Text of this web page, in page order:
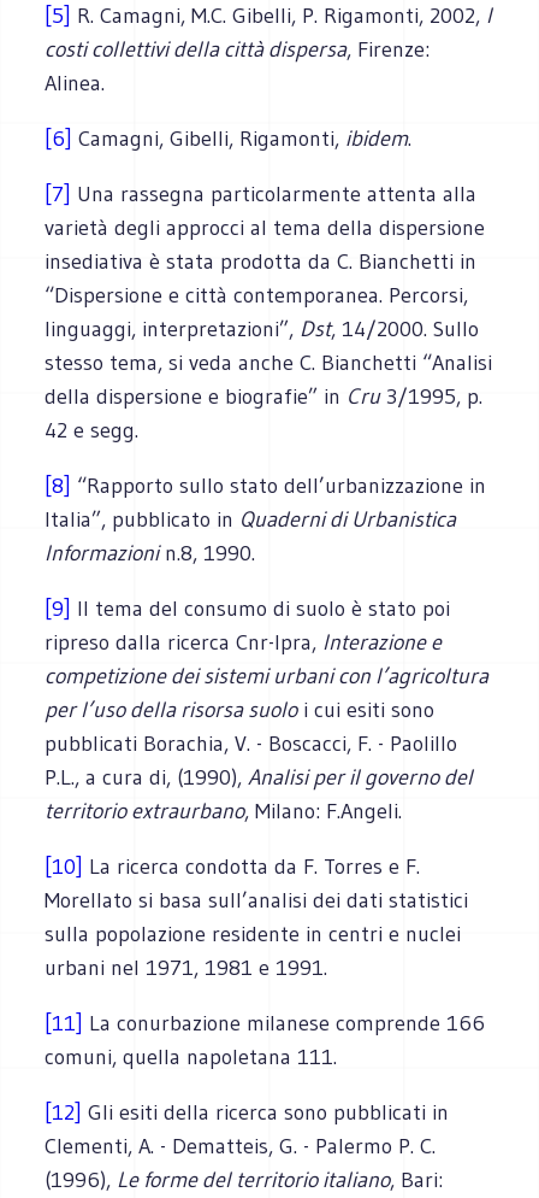
[5] R. Camagni, M.C. Gibelli, P. Rigamonti, 2002, I
costi collettivi della città dispersa, Firenze:
Alinea.
[6] Camagni, Gibelli, Rigamonti, ibidem.
[7] Una rassegna particolarmente attenta alla
varietà degli approcci al tema della dispersione
insediativa è stata prodotta da C. Bianchetti in
“Dispersione e città contemporanea. Percorsi,
linguaggi, interpretazioni”, Dst, 14/2000. Sullo
stesso tema, si veda anche C. Bianchetti “Analisi
della dispersione e biografie” in Cru3/1995, p.
42 e segg.
[8] “Rapporto sullo stato dell’urbanizzazione in
Italia”, pubblicato in Quaderni di Urbanistica
Informazionin.8, 1990.
[9] Il tema del consumo di suolo è stato poi
ripreso dalla ricerca Cnr-Ipra, Interazione e
competizione dei sistemi urbani con l’agricoltura
per l’uso della risorsa suoloi cui esiti sono
pubblicati Borachia, V. - Boscacci, F. - Paolillo
P.L., a cura di, (1990),Analisi per il governo del
territorio extraurbano, Milano: F.Angeli.
[10] La ricerca condotta da F. Torres e F.
Morellato si basa sull’analisi dei dati statistici
sulla popolazione residente in centri e nuclei
urbani nel 1971, 1981 e 1991.
[11] La conurbazione milanese comprende 166
comuni, quella napoletana 111.
[12] Gli esiti della ricerca sono pubblicati in
Clementi, A. - Dematteis, G. - Palermo P. C.
(1996), Le forme del territorio italiano, Bari: